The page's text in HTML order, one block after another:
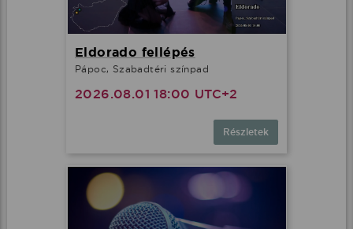
Eldorado fellépés
Pápoc, Szabadtéri színpad
2026.08.01 18:00 UTC+2
Részletek